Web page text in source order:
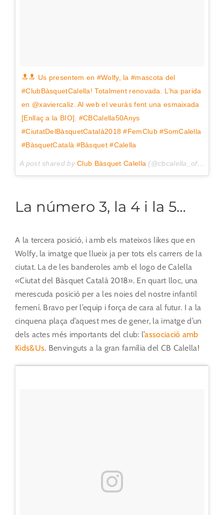
🔝🔝 Us presentem en #Wolfy, la #mascota del
#ClubBàsquetCalella! Totalment renovada. L’ha parida
en @xaviercaliz. Al web el veuràs fent una esmaixada
[Enllaç a la BIO]. #CBCalella50Anys
#CiutatDelBàsquetCatalà2018 #FemClub #SomCalella
#BàsquetCatalà #Bàsquet #Calella
A post shared byClub Bàsquet Calella (@cbcalella_oficial) on
La número 3, la 4 i la 5…
A la tercera posició, i amb els mateixos likes que en
Wolfy, la imatge que llueix ja per tots els carrers de la
ciutat. La de les banderoles amb el logo de Calella
«Ciutat del Bàsquet Català 2018». En quart lloc, una
merescuda posició per a les noies del nostre infantil
femení. Bravo per l’equip i força de cara al futur. I a la
cinquena plaça d’aquest mes de gener, la imatge d’un
dels actes més importants del club: l’associació amb
Kids&Us. Benvinguts a la gran família del CB Calella!